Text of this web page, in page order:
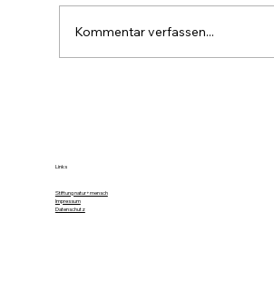
Kommentar verfassen...
Links
Stiftung natur+mensch
Impressum
Datenschutz